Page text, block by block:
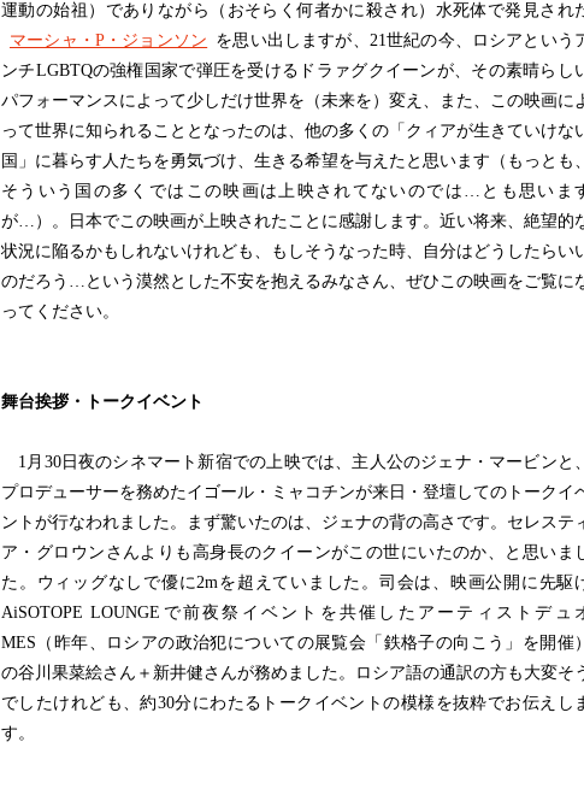
運動の始祖）でありながら（おそらく何者かに殺され）水死体で発見され
マーシャ・P・ジョンソン を思い出しますが、21世紀の今、ロシアという
ンチLGBTQの強権国家で弾圧を受けるドラァグクイーンが、その素晴らし
パフォーマンスによって少しだけ世界を（未来を）変え、また、この映画に
って世界に知られることとなったのは、他の多くの「クィアが生きていけな
国」に暮らす人たちを勇気づけ、生きる希望を与えたと思います（もっとも、
そういう国の多くではこの映画は上映されてないのでは…とも思いま
が…）。日本でこの映画が上映されたことに感謝します。近い将来、絶望的
状況に陥るかもしれないけれども、もしそうなった時、自分はどうしたらい
のだろう…という漠然とした不安を抱えるみなさん、ぜひこの映画をご覧に
ってください。
舞台挨拶・トークイベント
1月30日夜のシネマート新宿での上映では、主人公のジェナ・マービンと、
プロデューサーを務めたイゴール・ミャコチンが来日・登壇してのトークイ
ントが行なわれました。まず驚いたのは、ジェナの背の高さです。セレステ
ア・グロウンさんよりも高身長のクイーンがこの世にいたのか、と思いま
た。ウィッグなしで優に2mを超えていました。司会は、映画公開に先駆
AiSOTOPE LOUNGEで前夜祭イベントを共催したアーティストデュ
MES（昨年、ロシアの政治犯についての展覧会「鉄格子の向こう」を開催）
の谷川果菜絵さん＋新井健さんが務めました。ロシア語の通訳の方も大変そ
でしたけれども、約30分にわたるトークイベントの模様を抜粋でお伝えし
す。